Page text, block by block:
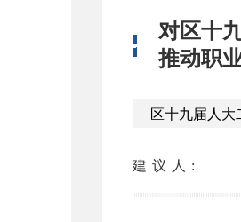
对区十
推动职
区十九届人大
建议人: